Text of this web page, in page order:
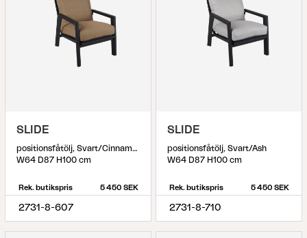
SLIDE
positionsfåtölj, Svart/Cinnamon Gold
W64 D87 H100 cm
Rek. butikspris 5 450 SEK
2731-8-607
SLIDE
positionsfåtölj, Svart/Ash
W64 D87 H100 cm
Rek. butikspris 5 450 SEK
2731-8-710